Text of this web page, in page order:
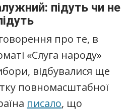
підуть чи не
про те, в
«Слуга народу»
відбувалися ще
повномасштабної
писало, що